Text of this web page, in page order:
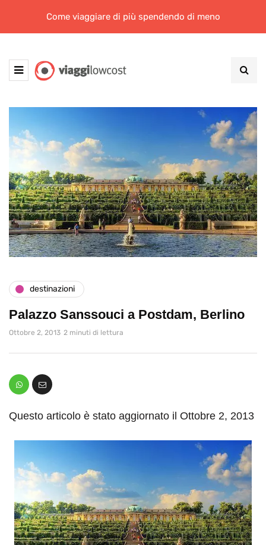
Come viaggiare di più spendendo di meno
destinazioni
Palazzo Sanssouci a Postdam, Berlino
Ottobre 2, 2013 2 minuti di lettura
Questo articolo è stato aggiornato il Ottobre 2, 2013